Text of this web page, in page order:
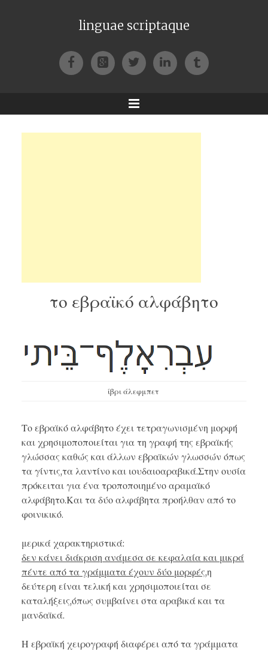
linguae scriptaque
FacebookGoogle+TwitterLinkedIn
Tumblr
Menu
το εβραϊκό αλφάβητο
ίβρι άλεφμπετ
Το εβραϊκό αλφάβητο έχει τετραγωνισμένη μορφή
και χρησιμοποποιείται για τη γραφή της εβραϊκής
γλώσσας καθώς και άλλων εβραϊκών γλωσσών όπως
τα γίντις,τα λαντίνο και ιουδαιοαραβικά.Στην ουσία
πρόκειται για ένα τροποποιημένο αραμαϊκό
αλφάβητο.Και τα δύο αλφάβητα προήλθαν από το
φοινικικό.
μερικά χαρακτηριστικά:
δεν κάνει διάκριση ανάμεσα σε κεφαλαία και μικρά
πέντε από τα γράμματα έχουν δύο μορφές,η
δεύτερη είναι τελική και χρησιμοποιείται σε
καταλήξεις,όπως συμβαίνει στα αραβικά και τα
μανδαϊκά.
Η εβραϊκή χειρογραφή διαφέρει από τα γράμματα